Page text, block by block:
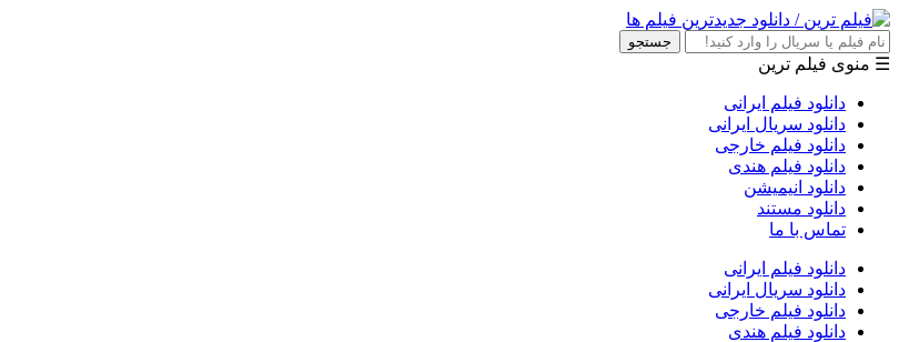
جستجو
☰ منوی فیلم ترین
دانلود فیلم ایرانی
دانلود سریال ایرانی
دانلود فیلم خارجی
دانلود فیلم هندی
دانلود انیمیشن
دانلود مستند
تماس با ما
دانلود فیلم ایرانی
دانلود سریال ایرانی
دانلود فیلم خارجی
دانلود فیلم هندی